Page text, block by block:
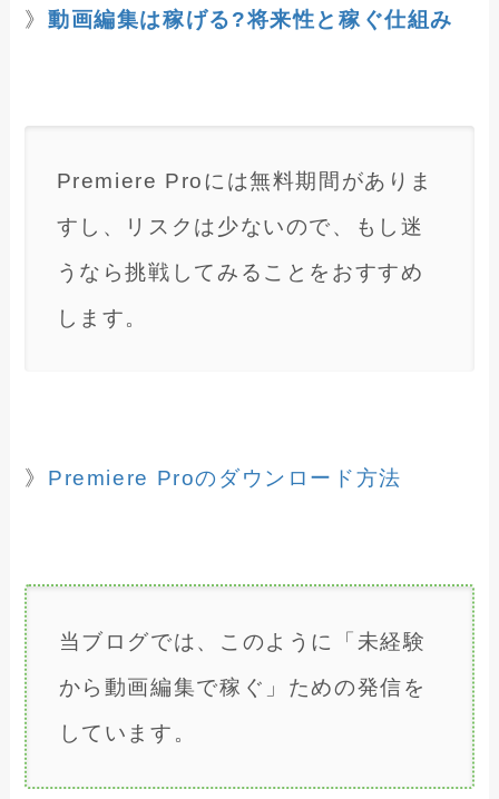
》動画編集は稼げる?将来性と稼ぐ仕組み
Premiere Proには無料期間がありま
すし、リスクは少ないので、もし迷
うなら挑戦してみることをおすすめ
します。
》 Premiere Proのダウンロード方法
当ブログでは、このように「未経験
から動画編集で稼ぐ」ための発信を
しています。